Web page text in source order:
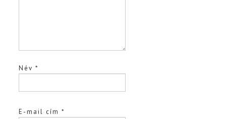
Név*
E-mail cím*